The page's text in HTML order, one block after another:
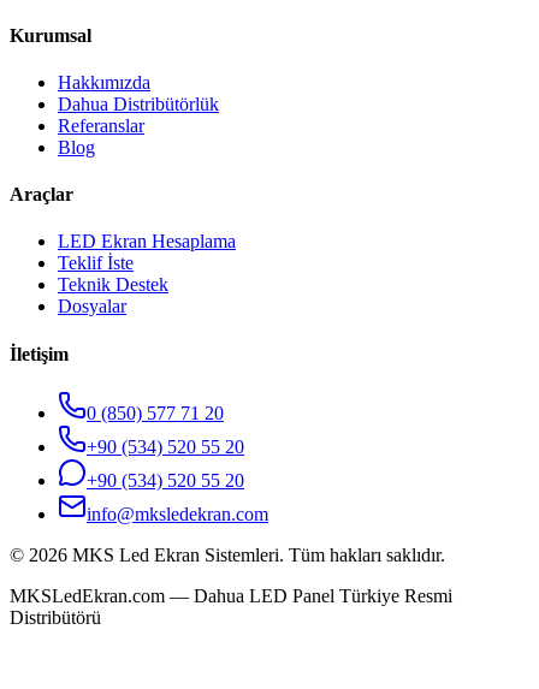
Kurumsal
Hakkımızda
Dahua Distribütörlük
Referanslar
Blog
Araçlar
LED Ekran Hesaplama
Teklif İste
Teknik Destek
Dosyalar
İletişim
0 (850) 577 71 20
+90 (534) 520 55 20
+90 (534) 520 55 20
info@mksledekran.com
© 2026 MKS Led Ekran Sistemleri. Tüm hakları saklıdır.
MKSLedEkran.com — Dahua LED Panel Türkiye Resmi
Distribütörü